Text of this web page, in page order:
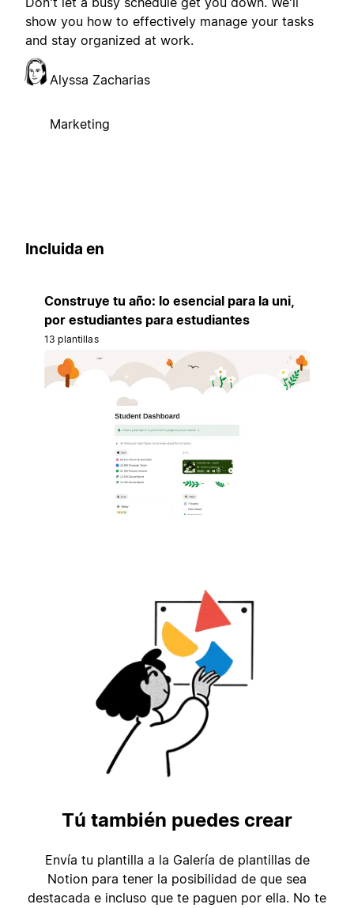
show you how to effectively manage your tasks
and stay organized at work.
Alyssa Zacharias
Marketing
Incluida en
Construye tu año: lo esencial para la uni,
por estudiantes para estudiantes
13 plantillas
Tú también puedes crear
Envía tu plantilla a la Galería de plantillas de
Notion para tener la posibilidad de que sea
destacada e incluso que te paguen por ella. No te